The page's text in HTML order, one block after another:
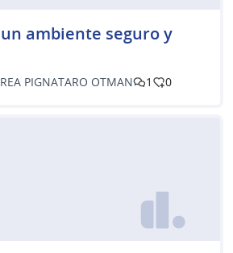
ambiente seguro y
PIGNATARO OTMAN 1 0